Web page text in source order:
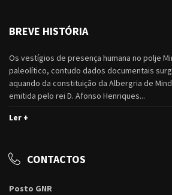
BREVE HISTÓRIA
Os vestígios de presença humana no polje
paleolítico, contudo dados documentais
aquando da constituição da Albergria de
emitida pelo rei D. Afonso Henriques...
Ler +
CONTACTOS
Posto GNR